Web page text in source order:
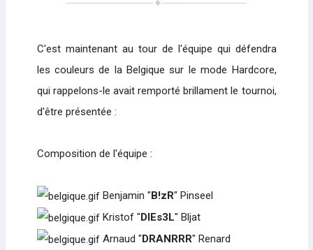
C'est maintenant au tour de l'équipe qui défendra
les couleurs de la Belgique sur le mode Hardcore,
qui rappelons-le avait remporté brillament le tournoi,
d'être présentée :
Composition de l'équipe :
Benjamin "B!zR" Pinseel
Kristof "DIEs3L" Bljat
Arnaud "DRANRRR" Renard